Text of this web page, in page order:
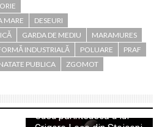
MARE
DESEURI
GARDA DE MEDIU
MARAMURES
INDUSTRIALĂ POLUARE
PRAF
PUBLICA ZGOMOT
Casa părintească a lui